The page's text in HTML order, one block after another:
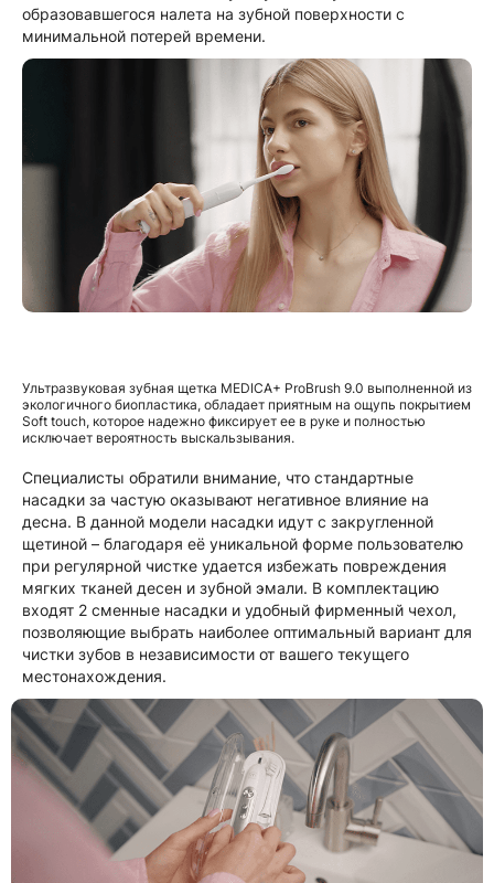
образовавшегося налета на зубной поверхности с
минимальной потерей времени.
Ультразвуковая зубная щетка MEDICA+ ProBrush 9.0 выполненной из
экологичного биопластика, обладает приятным на ощупь покрытием
Soft touch, которое надежно фиксирует ее в руке и полностью
исключает вероятность выскальзывания.
Специалисты обратили внимание, что стандартные
насадки за частую оказывают негативное влияние на
десна. В данной модели насадки идут с закругленной
щетиной – благодаря её уникальной форме пользователю
при регулярной чистке удается избежать повреждения
мягких тканей десен и зубной эмали. В комплектацию
входят 2 сменные насадки и удобный фирменный чехол,
позволяющие выбрать наиболее оптимальный вариант для
чистки зубов в независимости от вашего текущего
местонахождения.